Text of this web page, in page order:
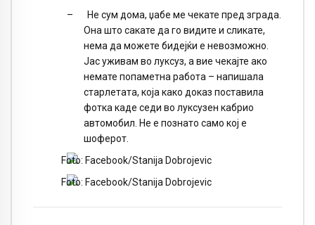
–
Не сум дома, џабе ме чекате пред зграда.
Она што сакате да го видите и сликате,
нема да можете бидејќи е невозможно.
Јас уживам во луксуз, а вие чекајте ако
немате попаметна работа – напишала
старлетата, која како доказ поставила
фотка каде седи во луксузен кабрио
автомобил. Не е познато само кој е
шоферот.